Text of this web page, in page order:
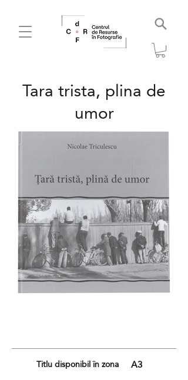
Tara trista, plina de
umor
Titlu disponibil în zona A3